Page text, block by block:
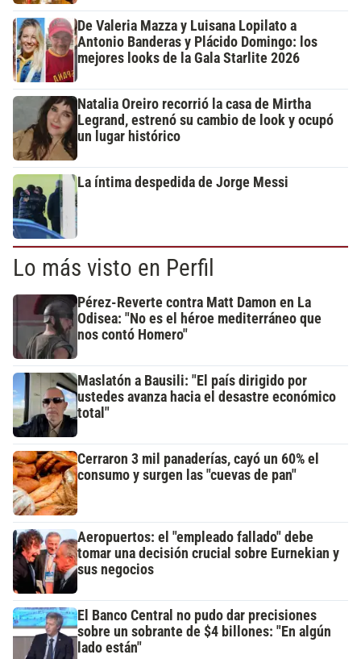
De Valeria Mazza y Luisana Lopilato a
Antonio Banderas y Plácido Domingo: los
mejores looks de la Gala Starlite 2026
Natalia Oreiro recorrió la casa de Mirtha
Legrand, estrenó su cambio de look y ocupó
un lugar histórico
La íntima despedida de Jorge Messi
Lo más visto en Perfil
Pérez-Reverte contra Matt Damon en La
Odisea: "No es el héroe mediterráneo que
nos contó Homero"
Maslatón a Bausili: "El país dirigido por
ustedes avanza hacia el desastre económico
total"
Cerraron 3 mil panaderías, cayó un 60% el
consumo y surgen las "cuevas de pan"
Aeropuertos: el "empleado fallado" debe
tomar una decisión crucial sobre Eurnekian y
sus negocios
El Banco Central no pudo dar precisiones
sobre un sobrante de $4 billones: "En algún
lado están"